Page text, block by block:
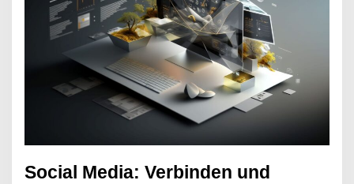
Social Media: Verbinden und